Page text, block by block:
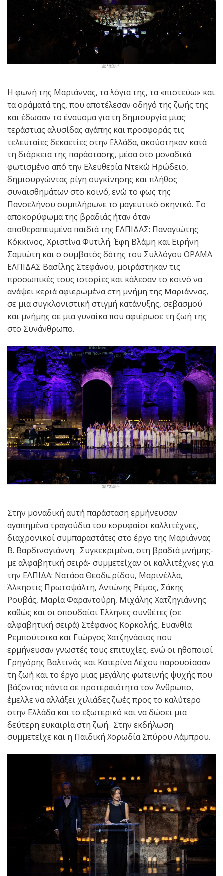
Η φωνή της Μαριάννας, τα λόγια της, τα «πιστεύω» και
τα οράματά της, που αποτέλεσαν οδηγό της ζωής της
και έδωσαν το έναυσμα για τη δημιουργία μιας
τεράστιας αλυσίδας αγάπης και προσφοράς τις
τελευταίες δεκαετίες στην Ελλάδα, ακούστηκαν κατά
τη διάρκεια της παράστασης, μέσα στο μοναδικά
φωτισμένο από την Ελευθερία Ντεκώ Ηρώδειο,
δημιουργώντας ρίγη συγκίνησης και πλήθος
συναισθημάτων στο κοινό, ενώ το φως της
Πανσελήνου συμπλήρωνε το μαγευτικό σκηνικό. Το
αποκορύφωμα της βραδιάς ήταν όταν
αποθεραπευμένα παιδιά της ΕΛΠΙΔΑΣ: Παναγιώτης
Κόκκινος, Χριστίνα Φυτιλή, Έφη Βλάμη και Ειρήνη
Σαμιώτη και ο συμβατός δότης του Συλλόγου ΟΡΑΜΑ
ΕΛΠΙΔΑΣ Βασίλης Στεφάνου, μοιράστηκαν τις
προσωπικές τους ιστορίες και κάλεσαν το κοινό να
ανάψει κεριά αφιερωμένα στη μνήμη της Μαριάννας,
σε μια συγκλονιστική στιγμή κατάνυξης, σεβασμού
και μνήμης σε μια γυναίκα που αφιέρωσε τη ζωή της
στο Συνάνθρωπο.
Στην μοναδική αυτή παράσταση ερμήνευσαν
αγαπημένα τραγούδια του κορυφαίοι καλλιτέχνες,
διαχρονικοί συμπαραστάτες στο έργο της Μαριάννας
Β. Βαρδινογιάννη. Συγκεκριμένα, στη βραδιά μνήμης-
με αλφαβητική σειρά- συμμετείχαν οι καλλιτέχνες για
την ΕΛΠΙΔΑ: Νατάσα Θεοδωρίδου, Μαρινέλλα,
Άλκηστις Πρωτοψάλτη, Αντώνης Ρέμος, Σάκης
Ρουβάς, Μαρία Φαραντούρη, Μιχάλης Χατζηγιάννης
καθώς και οι σπουδαίοι Έλληνες συνθέτες (σε
αλφαβητική σειρά) Στέφανος Κορκολής, Ευανθία
Ρεμπούτσικα και Γιώργος Χατζηνάσιος που
ερμήνευσαν γνωστές τους επιτυχίες, ενώ οι ηθοποιοί
Γρηγόρης Βαλτινός και Κατερίνα Λέχου παρουσίασαν
τη ζωή και το έργο μιας μεγάλης φωτεινής ψυχής που
βάζοντας πάντα σε προτεραιότητα τον Άνθρωπο,
έμελλε να αλλάξει χιλιάδες ζωές προς το καλύτερο
στην Ελλάδα και το εξωτερικό και να δώσει μια
δεύτερη ευκαιρία στη ζωή. Στην εκδήλωση
συμμετείχε και η Παιδική Χορωδία Σπύρου Λάμπρου.